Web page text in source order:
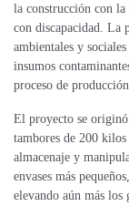
la construcción con la
con discapacidad. La
ambientales y
insumos
proceso de producción.
El proyecto se originó
tambores de 200
almacenaje y
envases más
elevando aún más los